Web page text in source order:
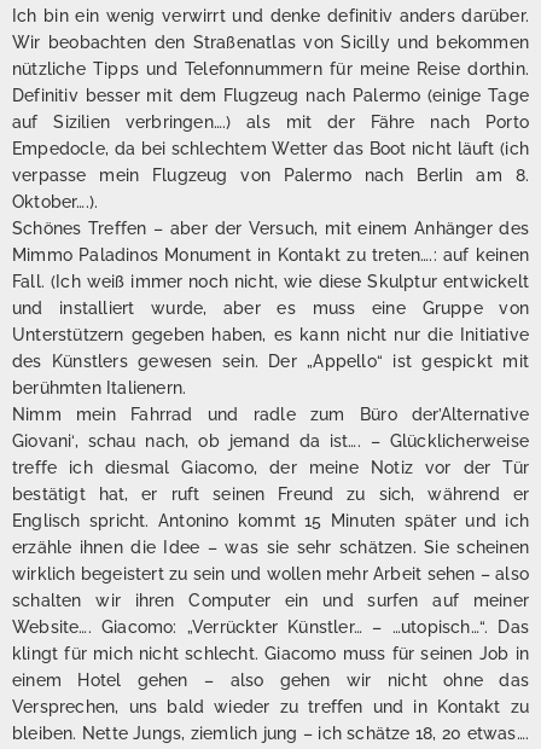
Ich bin ein wenig verwirrt und denke definitiv anders darüber.
Wir beobachten den Straßenatlas von Sicilly und bekommen
nützliche Tipps und Telefonnummern für meine Reise dorthin.
Definitiv besser mit dem Flugzeug nach Palermo (einige Tage
auf Sizilien verbringen….) als mit der Fähre nach Porto
Empedocle, da bei schlechtem Wetter das Boot nicht läuft (ich
verpasse mein Flugzeug von Palermo nach Berlin am 8.
Oktober….).
Schönes Treffen – aber der Versuch, mit einem Anhänger des
Mimmo Paladinos Monument in Kontakt zu treten….: auf keinen
Fall. (Ich weiß immer noch nicht, wie diese Skulptur entwickelt
und installiert wurde, aber es muss eine Gruppe von
Unterstützern gegeben haben, es kann nicht nur die Initiative
des Künstlers gewesen sein. Der „Appello“ ist gespickt mit
berühmten Italienern.
Nimm mein Fahrrad und radle zum Büro der’Alternative
Giovani‘, schau nach, ob jemand da ist…. – Glücklicherweise
treffe ich diesmal Giacomo, der meine Notiz vor der Tür
bestätigt hat, er ruft seinen Freund zu sich, während er
Englisch spricht. Antonino kommt 15 Minuten später und ich
erzähle ihnen die Idee – was sie sehr schätzen. Sie scheinen
wirklich begeistert zu sein und wollen mehr Arbeit sehen – also
schalten wir ihren Computer ein und surfen auf meiner
Website…. Giacomo: „Verrückter Künstler… – …utopisch…“. Das
klingt für mich nicht schlecht. Giacomo muss für seinen Job in
einem Hotel gehen – also gehen wir nicht ohne das
Versprechen, uns bald wieder zu treffen und in Kontakt zu
bleiben. Nette Jungs, ziemlich jung – ich schätze 18, 20 etwas….